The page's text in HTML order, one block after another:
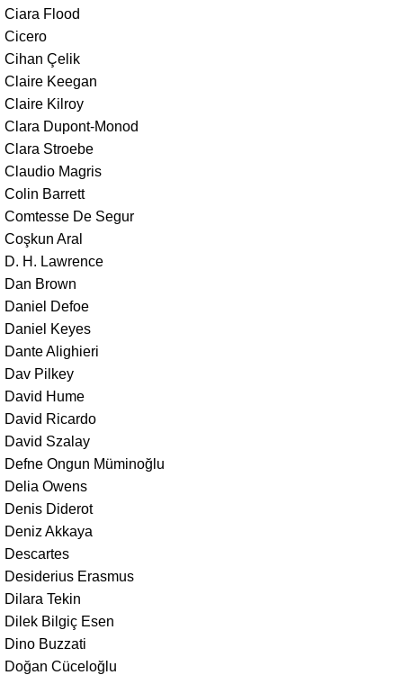
Ciara Flood
Cicero
Cihan Çelik
Claire Keegan
Claire Kilroy
Clara Dupont-Monod
Clara Stroebe
Claudio Magris
Colin Barrett
Comtesse De Segur
Coşkun Aral
D. H. Lawrence
Dan Brown
Daniel Defoe
Daniel Keyes
Dante Alighieri
Dav Pilkey
David Hume
David Ricardo
David Szalay
Defne Ongun Müminoğlu
Delia Owens
Denis Diderot
Deniz Akkaya
Descartes
Desiderius Erasmus
Dilara Tekin
Dilek Bilgiç Esen
Dino Buzzati
Doğan Cüceloğlu